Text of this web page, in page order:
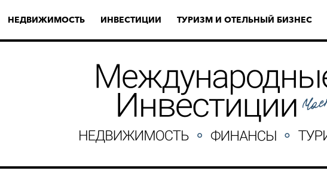
НЕДВИЖИМОСТЬ ИНВЕСТИЦИИ ТУРИЗМ И ОТЕЛЬНЫЙ БИЗНЕС